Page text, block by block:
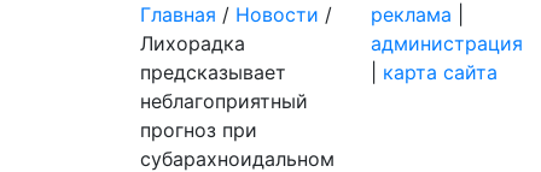
Главная / Новости /
Лихорадка
предсказывает
неблагоприятный
прогноз при
субарахноидальном
реклама
администрация
карта сайта